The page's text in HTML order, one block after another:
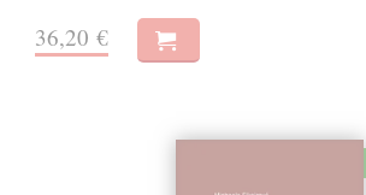
36,20 €